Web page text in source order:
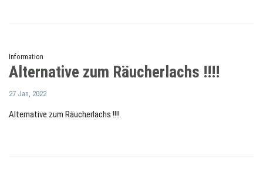
Information
Alternative zum Räucherlachs !!!!
27 Jan, 2022
Alternative zum Räucherlachs !!!!